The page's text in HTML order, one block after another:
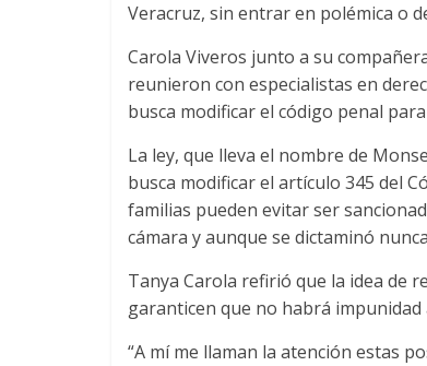
Veracruz, sin entrar en polémica o
Carola Viveros junto a su
reunieron con especialistas en
busca modificar el código penal
La ley, que lleva el nombre de
busca modificar el artículo 345 del
familias pueden evitar ser
cámara y aunque se dictaminó
Tanya Carola refirió que la idea de
garanticen que no habrá
“A mí me llaman la atención estas